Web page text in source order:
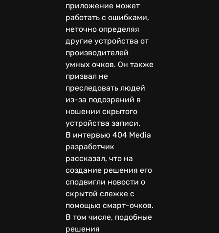
приложение может
работать с ошибками,
неточно определяя
другие устройства от
производителей
умных очков. Он также
призвал не
преследовать людей
из-за подозрений в
ношении скрытого
устройства записи.
В интервью 404 Media
разработчик
рассказал, что на
создание решения его
сподвигли новости о
скрытой слежке с
помощью смарт-очков.
В том числе, подобные
решения